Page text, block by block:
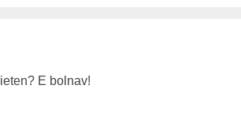
E bolnav!